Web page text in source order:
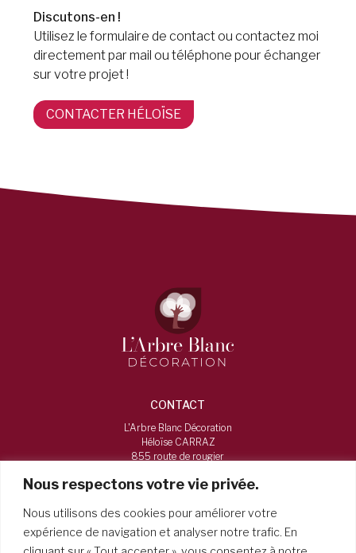
Nous respectons votre vie privée.
Nous utilisons des cookies pour améliorer votre
expérience de navigation et analyser notre trafic. En
Discutons-en !
Utilisez le formulaire de contact ou contactez moi
directement par mail ou téléphone pour échanger
sur votre projet !
CONTACTER HÉLOÏSE
CONTACT
L'Arbre Blanc Décoration
Héloïse CARRAZ
855 route de rougier
larbreblancdecoration@gmail.com